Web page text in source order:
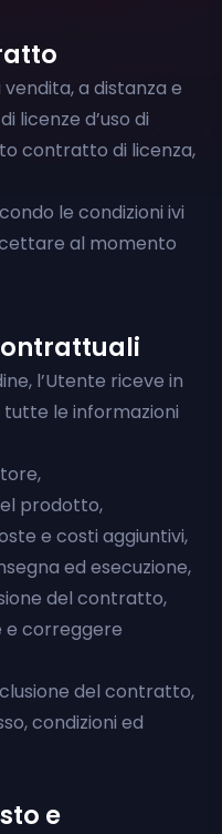
a distanza e
licenze d’uso di
contratto di licenza,
le condizioni ivi
al momento
l’Utente riceve in
le informazioni
prodotto,
e costi aggiuntivi,
ed esecuzione,
del contratto,
e correggere
del contratto,
condizioni ed
e